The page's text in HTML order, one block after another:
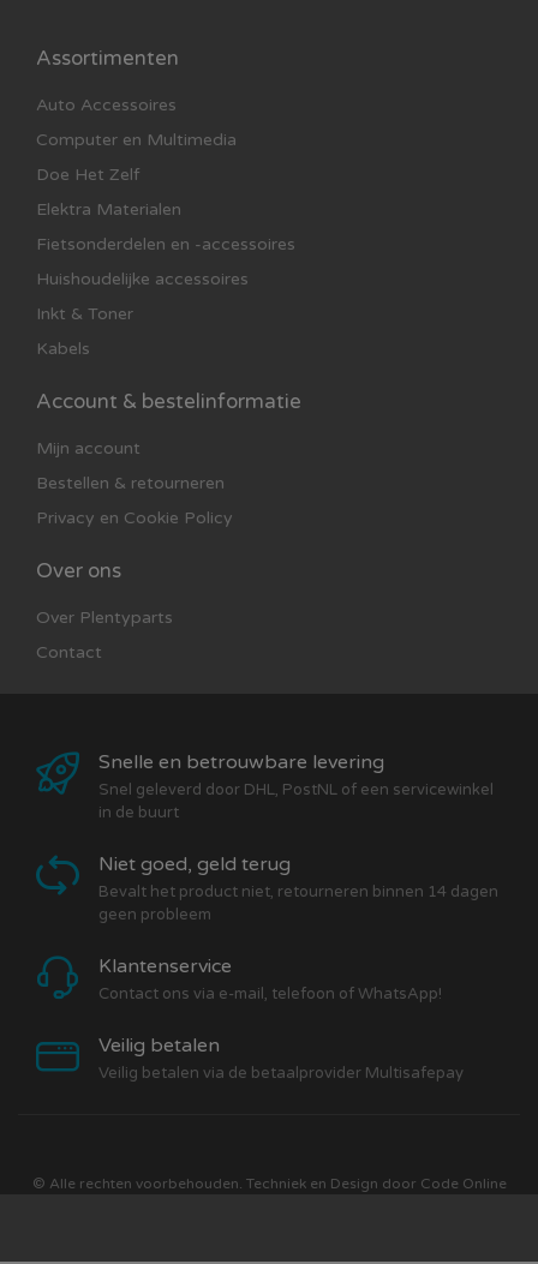
Assortimenten
Auto Accessoires
Computer en Multimedia
Doe Het Zelf
Elektra Materialen
Fietsonderdelen en -accessoires
Huishoudelijke accessoires
Inkt & Toner
Kabels
Account & bestelinformatie
Mijn account
Bestellen & retourneren
Privacy en Cookie Policy
Over ons
Over Plentyparts
Contact
Snelle en betrouwbare levering
Snel geleverd door DHL, PostNL of een servicewinkel
in de buurt
Niet goed, geld terug
Bevalt het product niet, retourneren binnen 14 dagen
geen probleem
Klantenservice
Contact ons via e-mail, telefoon of WhatsApp!
Veilig betalen
Veilig betalen via de betaalprovider Multisafepay
© Alle rechten voorbehouden. Techniek en Design door Code Online